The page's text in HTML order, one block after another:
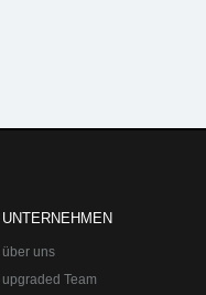
48529 Nordhorn
UNTERNEHMEN
über uns
upgraded Team